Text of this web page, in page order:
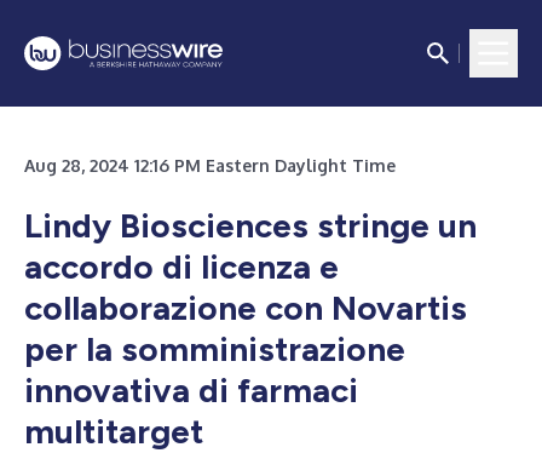
Aug 28, 2024 12:16 PM Eastern Daylight Time
Lindy Biosciences stringe un
accordo di licenza e
collaborazione con Novartis
per la somministrazione
innovativa di farmaci
multitarget